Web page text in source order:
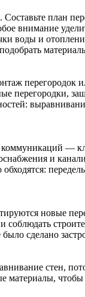
план
внимание
воды и
перегородок
перегородки,
коммуникаций —
и
новые
соблюдать
сделано
стен,
материалы,